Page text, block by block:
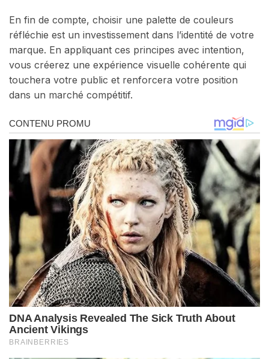
En fin de compte, choisir une palette de couleurs
réfléchie est un investissement dans l’identité de votre
marque. En appliquant ces principes avec intention,
vous créerez une expérience visuelle cohérente qui
touchera votre public et renforcera votre position
dans un marché compétitif.